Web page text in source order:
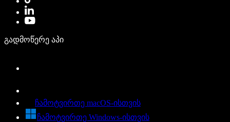
გადმოწერე აპი
ჩამოტვირთე macOS-ისთვის
ჩამოტვირთე Windows-ისთვის